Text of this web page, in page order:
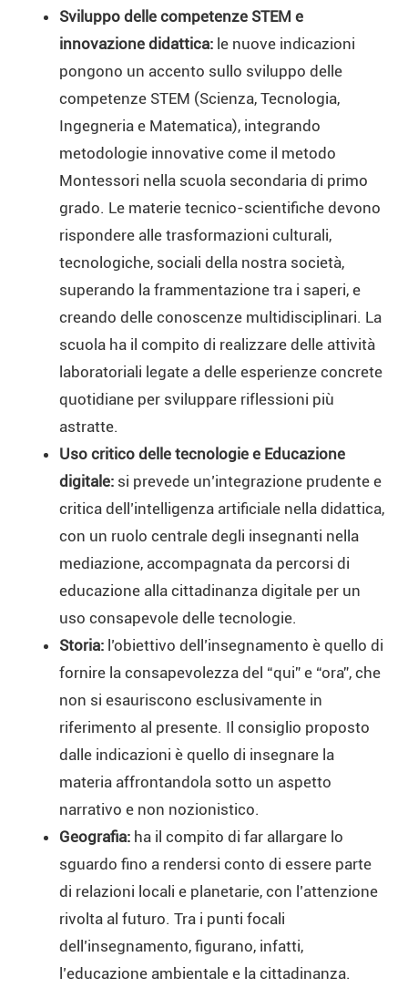
Sviluppo delle competenze STEM e
innovazione didattica: le nuove indicazioni
pongono un accento sullo sviluppo delle
competenze STEM (Scienza, Tecnologia,
Ingegneria e Matematica), integrando
metodologie innovative come il metodo
Montessori nella scuola secondaria di primo
grado. Le materie tecnico-scientifiche devono
rispondere alle trasformazioni culturali,
tecnologiche, sociali della nostra società,
superando la frammentazione tra i saperi, e
creando delle conoscenze multidisciplinari. La
scuola ha il compito di realizzare delle attività
laboratoriali legate a delle esperienze concrete
quotidiane per sviluppare riflessioni più
astratte.
Uso critico delle tecnologie e Educazione
digitale: si prevede un’integrazione prudente e
critica dell’intelligenza artificiale nella didattica,
con un ruolo centrale degli insegnanti nella
mediazione, accompagnata da percorsi di
educazione alla cittadinanza digitale per un
uso consapevole delle tecnologie.
Storia: l’obiettivo dell’insegnamento è quello di
fornire la consapevolezza del “qui” e “ora”, che
non si esauriscono esclusivamente in
riferimento al presente. Il consiglio proposto
dalle indicazioni è quello di insegnare la
materia affrontandola sotto un aspetto
narrativo e non nozionistico.
Geografia: ha il compito di far allargare lo
sguardo fino a rendersi conto di essere parte
di relazioni locali e planetarie, con l’attenzione
rivolta al futuro. Tra i punti focali
dell’insegnamento, figurano, infatti,
l’educazione ambientale e la cittadinanza.